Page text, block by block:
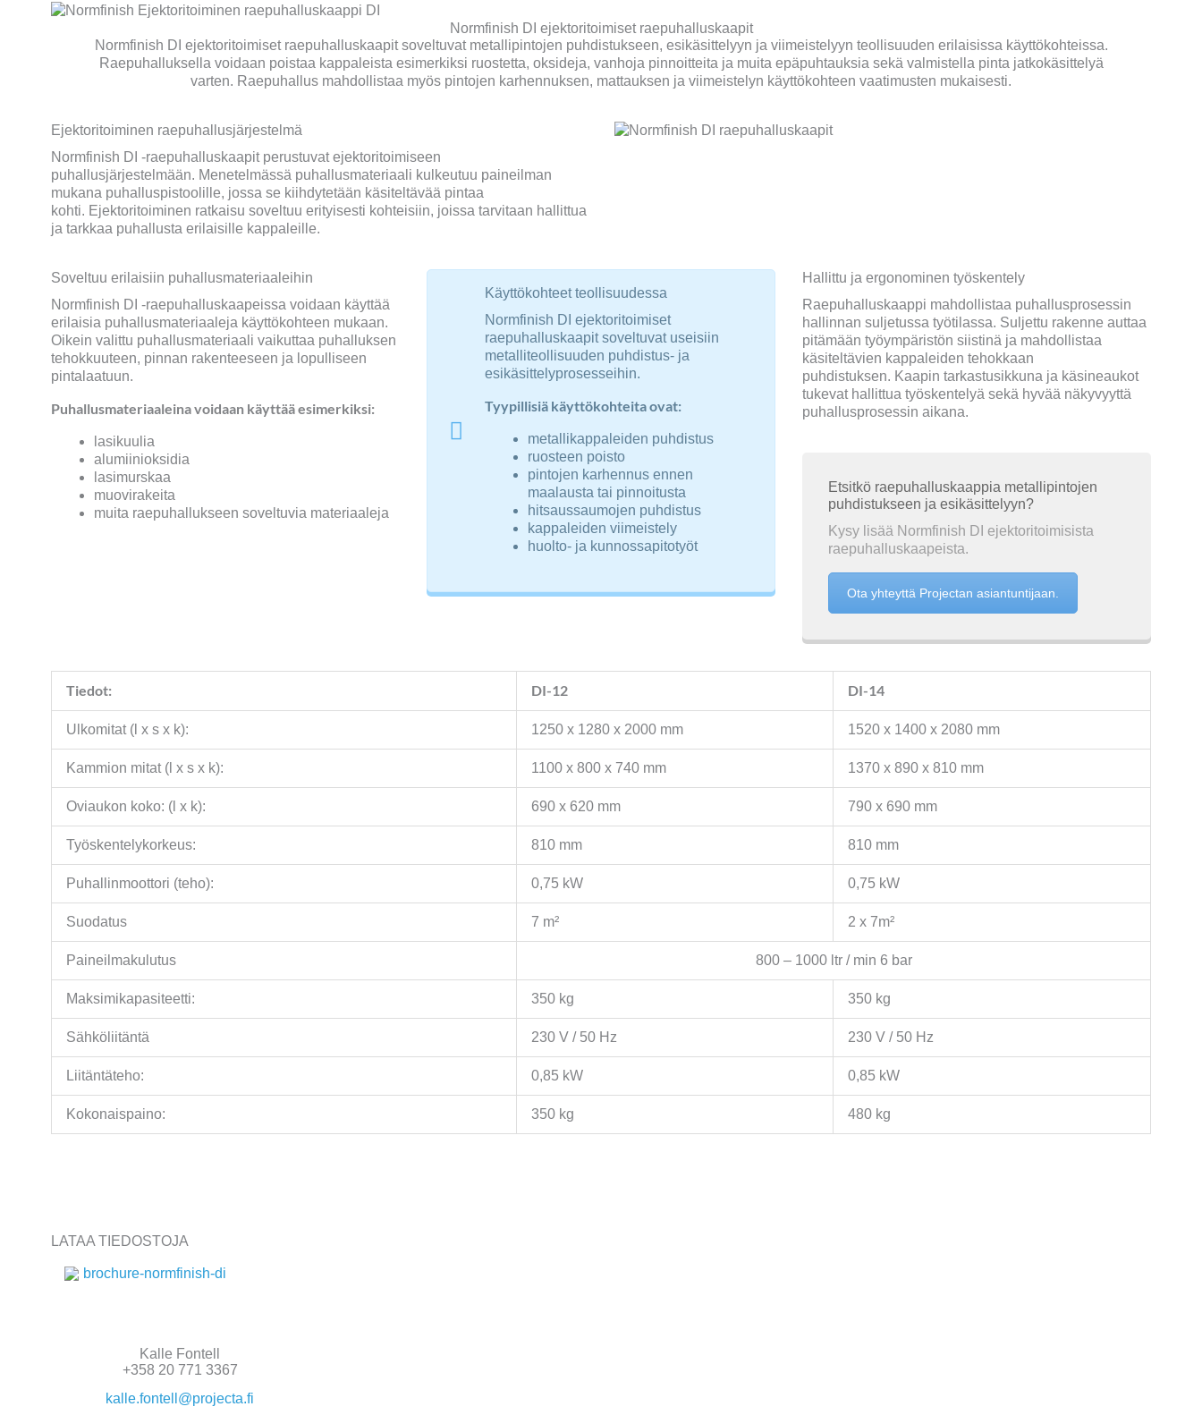
Normfinish DI ejektoritoimiset raepuhalluskaapit
Normfinish DI ejektoritoimiset raepuhalluskaapit soveltuvat metallipintojen puhdistukseen, esikäsittelyyn ja viimeistelyyn teollisuuden erilaisissa käyttökohteissa.
Raepuhalluksella voidaan poistaa kappaleista esimerkiksi ruostetta, oksideja, vanhoja pinnoitteita ja muita epäpuhtauksia sekä valmistella pinta jatkokäsittelyä
varten. Raepuhallus mahdollistaa myös pintojen karhennuksen, mattauksen ja viimeistelyn käyttökohteen vaatimusten mukaisesti.
Ejektoritoiminen raepuhallusjärjestelmä
Normfinish DI -raepuhalluskaapit perustuvat ejektoritoimiseen
puhallusjärjestelmään. Menetelmässä puhallusmateriaali kulkeutuu paineilman
mukana puhalluspistoolille, jossa se kiihdytetään käsiteltävää pintaa
kohti. Ejektoritoiminen ratkaisu soveltuu erityisesti kohteisiin, joissa tarvitaan hallittua
ja tarkkaa puhallusta erilaisille kappaleille.
Soveltuu erilaisiin puhallusmateriaaleihin
Normfinish DI -raepuhalluskaapeissa voidaan käyttää
erilaisia puhallusmateriaaleja käyttökohteen mukaan.
Oikein valittu puhallusmateriaali vaikuttaa puhalluksen
tehokkuuteen, pinnan rakenteeseen ja lopulliseen
pintalaatuun.
Puhallusmateriaaleina voidaan käyttää esimerkiksi:
lasikuulia
alumiinioksidia
lasimurskaa
muovirakeita
muita raepuhallukseen soveltuvia materiaaleja
Käyttökohteet teollisuudessa
Normfinish DI ejektoritoimiset
raepuhalluskaapit soveltuvat useisiin
metalliteollisuuden puhdistus- ja
esikäsittelyprosesseihin.
Tyypillisiä käyttökohteita ovat:
metallikappaleiden puhdistus
ruosteen poisto
pintojen karhennus ennen
maalausta tai pinnoitusta
hitsaussaumojen puhdistus
kappaleiden viimeistely
huolto- ja kunnossapitotyöt
Hallittu ja ergonominen työskentely
Raepuhalluskaappi mahdollistaa puhallusprosessin
hallinnan suljetussa työtilassa. Suljettu rakenne auttaa
pitämään työympäristön siistinä ja mahdollistaa
käsiteltävien kappaleiden tehokkaan
puhdistuksen. Kaapin tarkastusikkuna ja käsineaukot
tukevat hallittua työskentelyä sekä hyvää näkyvyyttä
puhallusprosessin aikana.
Etsitkö raepuhalluskaappia metallipintojen
puhdistukseen ja esikäsittelyyn?
Kysy lisää Normfinish DI ejektoritoimisista
raepuhalluskaapeista.
Ota yhteyttä Projectan asiantuntijaan.
Tiedot: DI-12 DI-14
Ulkomitat (l x s x k): 1250 x 1280 x 2000 mm 1520 x 1400 x 2080 mm
Kammion mitat (l x s x k): 1100 x 800 x 740 mm 1370 x 890 x 810 mm
Oviaukon koko: (l x k): 690 x 620 mm 790 x 690 mm
Työskentelykorkeus: 810 mm 810 mm
Puhallinmoottori (teho): 0,75 kW 0,75 kW
Suodatus 7 m² 2 x 7m²
Paineilmakulutus 800 – 1000 ltr / min 6 bar
Maksimikapasiteetti: 350 kg 350 kg
Sähköliitäntä 230 V / 50 Hz 230 V / 50 Hz
Liitäntäteho: 0,85 kW 0,85 kW
Kokonaispaino: 350 kg 480 kg
LATAA TIEDOSTOJA
brochure-normfinish-di
Kalle Fontell
+358 20 771 3367
kalle.fontell@projecta.fi